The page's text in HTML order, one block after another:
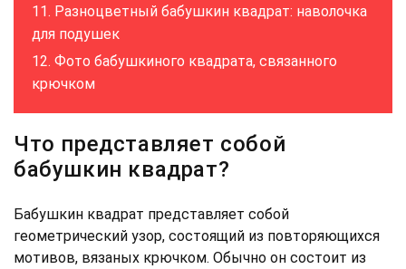
Разноцветный бабушкин квадрат: наволочка
для подушек
Фото бабушкиного квадрата, связанного
крючком
Что представляет собой
бабушкин квадрат?
Бабушкин квадрат представляет собой
геометрический узор, состоящий из повторяющихся
мотивов, вязаных крючком. Обычно он состоит из